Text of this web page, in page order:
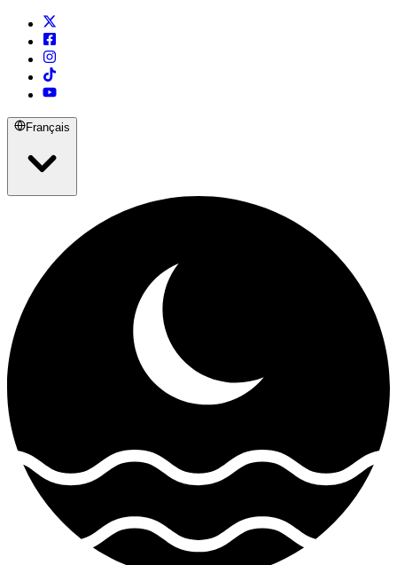
Français